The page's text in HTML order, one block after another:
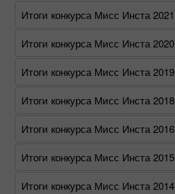
Итоги конкурса Мисс Инста 2021
Итоги конкурса Мисс Инста 2020
Итоги конкурса Мисс Инста 2019
Итоги конкурса Мисс Инста 2018
Итоги конкурса Мисс Инста 2016
Итоги конкурса Мисс Инста 2015
Итоги конкурса Мисс Инста 2014